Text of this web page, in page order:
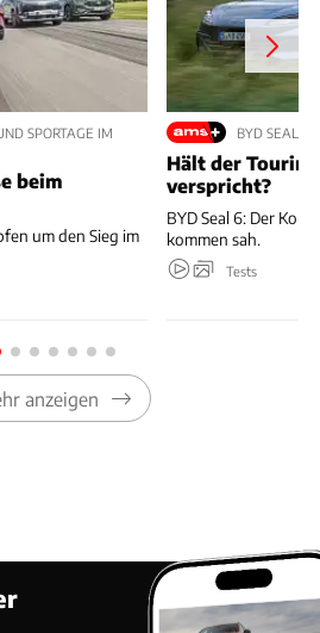
SPORTAGE IM
beim
um den Sieg im
BYD SEAL 6
Hält der
verspricht?
BYD Seal 6: Der
kommen sah.
Tests
anzeigen